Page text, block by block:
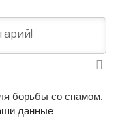
борьбы со спамом.
данные